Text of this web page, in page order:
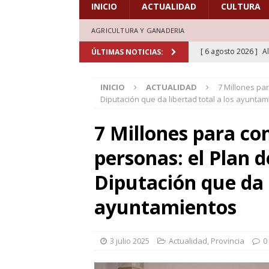
INICIO ACTUALIDAD CULTURA
AGRICULTURA Y GANADERIA
ÚLTIMAS NOTICIAS: [ 6 agosto 2026 ]
[ 5 agosto 2026 ]
DEPORTES
[ 5 agosto 2026 ]
deporte el verano
[ 5 agosto 2026 ]
marcada por la
INICIO ACTUALIDAD
7 Millones
Diputación que da libertad total a los
7 Millones para
personas: el Plan
Diputación que
ayuntamientos
3 julio 2025 Actualidad, Provincia 0